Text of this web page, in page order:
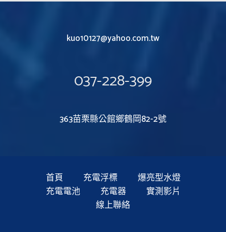
kuo10127@yahoo.com.tw
037-228-399
363苗栗縣公館鄉鶴岡82-2號
首頁 充電浮標
爆亮型水燈
充電電池
充電器
實測影片
線上聯絡